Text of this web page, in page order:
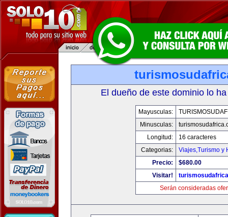
El dueño de este dominio lo
Mayusculas:
Minusculas:
Longitud:
16 caracteres
Categorias:
Viajes,Turismo y
Precio:
$680.00
Visitar!
Serán consideradas